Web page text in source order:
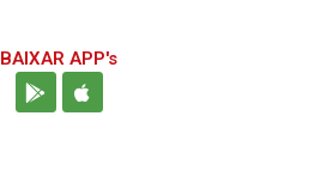
BAIXAR APP's